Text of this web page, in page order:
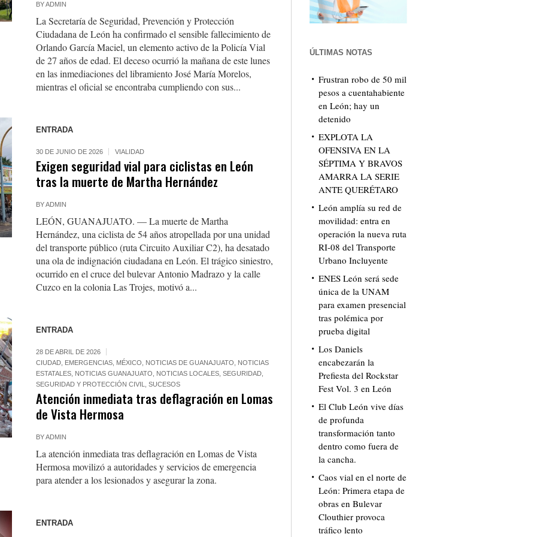
BYADMIN
La Secretaría de Seguridad, Prevención y Protección
Ciudadana de León ha confirmado el sensible fallecimiento de
Orlando García Maciel, un elemento activo de la Policía Vial
de 27 años de edad. El deceso ocurrió la mañana de este lunes
en las inmediaciones del libramiento José María Morelos,
mientras el oficial se encontraba cumpliendo con sus...
ENTRADA
30 DE JUNIO DE 2026 VIALIDAD
Exigen seguridad vial para ciclistas en León
tras la muerte de Martha Hernández
BYADMIN
LEÓN, GUANAJUATO. — La muerte de Martha
Hernández, una ciclista de 54 años atropellada por una unidad
del transporte público (ruta Circuito Auxiliar C2), ha desatado
una ola de indignación ciudadana en León. El trágico siniestro,
ocurrido en el cruce del bulevar Antonio Madrazo y la calle
Cuzco en la colonia Las Trojes, motivó a...
ENTRADA
28 DE ABRIL DE 2026
CIUDAD, EMERGENCIAS, MÉXICO NOTICIAS DE GUANAJUATO
NOTICIAS
ESTATALES, NOTICIAS GUANAJUATO NOTICIAS LOCALES, SEGURIDAD,
SEGURIDAD Y PROTECCIÓN CIVIL
SUCESOS
Atención inmediata tras deflagración en Lomas
de Vista Hermosa
BYADMIN
La atención inmediata tras deflagración en Lomas de Vista
Hermosa movilizó a autoridades y servicios de emergencia
para atender a los lesionados y asegurar la zona.
ENTRADA
ÚLTIMAS NOTAS
Frustran robo de 50 mil
pesos a cuentahabiente
en León; hay un
detenido
EXPLOTA LA
OFENSIVA EN LA
SÉPTIMA Y BRAVOS
AMARRA LA SERIE
ANTE QUERÉTARO
León amplía su red de
movilidad: entra en
operación la nueva ruta
RI-08 del Transporte
Urbano Incluyente
ENES León será sede
única de la UNAM
para examen presencial
tras polémica por
prueba digital
Los Daniels
encabezarán la
Prefiesta del Rockstar
Fest Vol. 3 en León
El Club León vive días
de profunda
transformación tanto
dentro como fuera de
la cancha.
Caos vial en el norte de
León: Primera etapa de
obras en Bulevar
Clouthier provoca
tráfico lento